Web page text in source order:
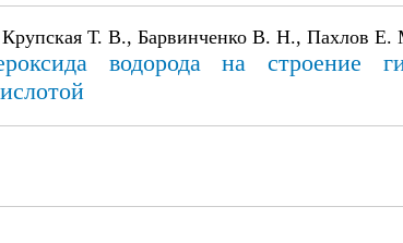
Т. В., Барвинченко В. Н., Пахлов Е.
водорода на строение